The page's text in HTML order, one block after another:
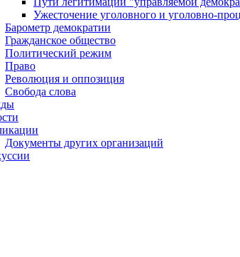
Ужесточение уголовного и уголовно-
Барометр демократии
Гражданское общество
Политический режим
Право
Революция и оппозиция
Свобода слова
Документы других организаций